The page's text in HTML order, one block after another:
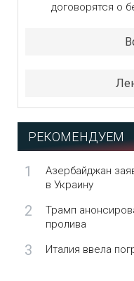
договорятся о
РЕКОМЕНДУЕМ
1
Азербайджан
в Украину
2
Трамп
пролива
3 Италия ввела